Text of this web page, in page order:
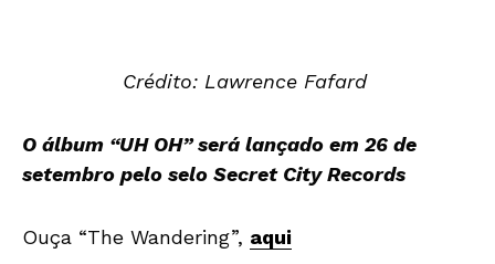
Crédito: Lawrence Fafard
O álbum “UH OH” será lançado em 26 de
setembro pelo selo Secret City Records
Ouça “The Wandering”, aqui